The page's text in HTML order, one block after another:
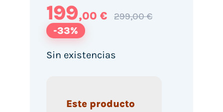
199,00 € 299,00 €
-33%
Sin existencias
Este producto